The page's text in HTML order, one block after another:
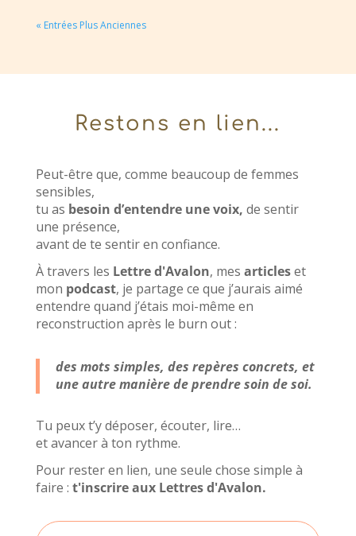
« Entrées Plus Anciennes
Restons en lien...
Peut-être que, comme beaucoup de femmes
sensibles,
tu as besoin d’entendre une voix, de sentir
une présence,
avant de te sentir en confiance.
À travers les Lettre d'Avalon, mes articleset
mon podcast, je partage ce que j’aurais aimé
entendre quand j’étais moi-même en
reconstruction après le burn out :
des mots simples, des repères concrets, et
une autre manière de prendre soin de soi.
Tu peux t’y déposer, écouter, lire…
et avancer à ton rythme.
Pour rester en lien, une seule chose simple à
faire : t'inscrire aux Lettres d'Avalon.